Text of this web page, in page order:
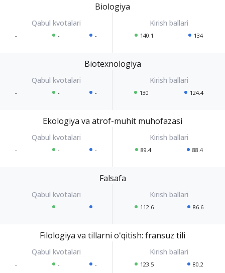
Biologiya
- - - 140.1 134
Biotexnologiya
- - - 130 124.4
Ekologiya va atrof-muhit muhofazasi
- - - 89.4 88.4
Falsafa
- - - 112.6 86.6
Filologiya va tillarni oʻqitish: fransuz tili
- - - 123.5 80.2